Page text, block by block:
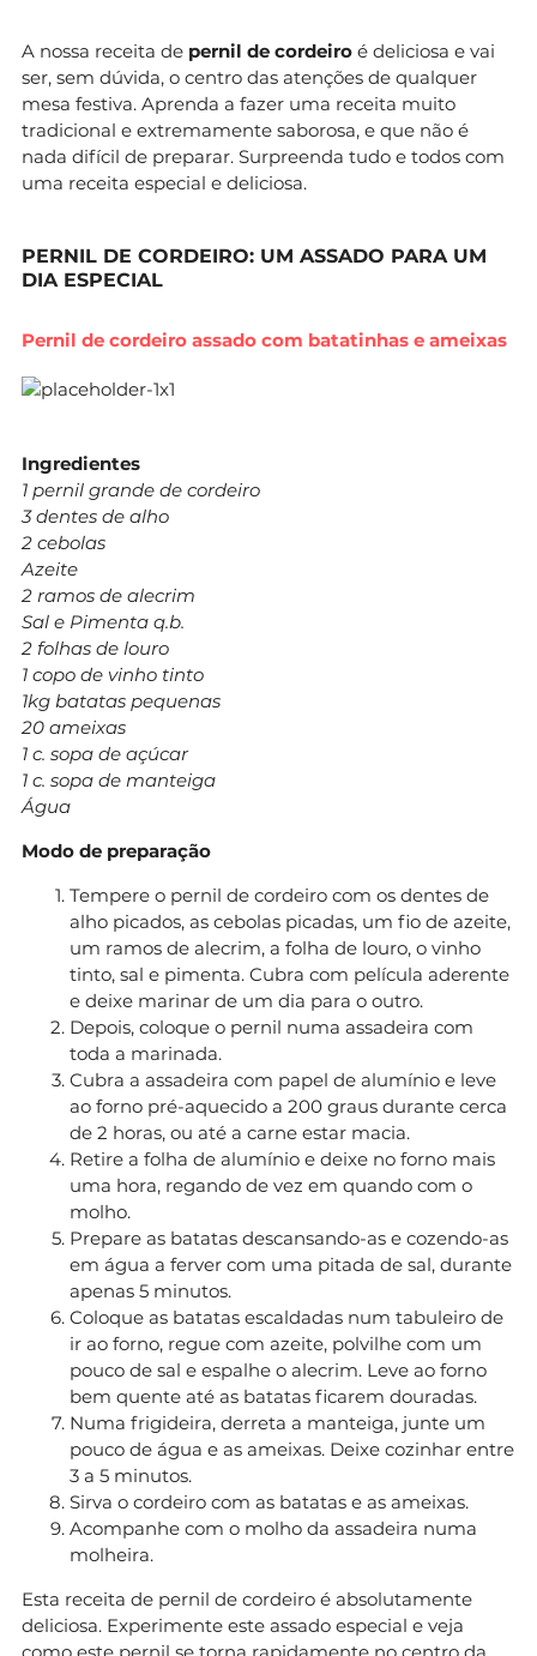
A nossa receita de pernil de cordeiro é deliciosa e vai
ser, sem dúvida, o centro das atenções de qualquer
mesa festiva. Aprenda a fazer uma receita muito
tradicional e extremamente saborosa, e que não é
nada difícil de preparar. Surpreenda tudo e todos com
uma receita especial e deliciosa.
PERNIL DE CORDEIRO: UM ASSADO PARA UM
DIA ESPECIAL
Pernil de cordeiro assado com batatinhas e ameixas
Ingredientes
1 pernil grande de cordeiro
3 dentes de alho
2 cebolas
Azeite
2 ramos de alecrim
Sal e Pimenta q.b.
2 folhas de louro
1 copo de vinho tinto
1kg batatas pequenas
20 ameixas
1 c. sopa de açúcar
1 c. sopa de manteiga
Água
Modo de preparação
Tempere o pernil de cordeiro com os dentes de
alho picados, as cebolas picadas, um fio de azeite,
um ramos de alecrim, a folha de louro, o vinho
tinto, sal e pimenta. Cubra com película aderente
e deixe marinar de um dia para o outro.
Depois, coloque o pernil numa assadeira com
toda a marinada.
Cubra a assadeira com papel de alumínio e leve
ao forno pré-aquecido a 200 graus durante cerca
de 2 horas, ou até a carne estar macia.
Retire a folha de alumínio e deixe no forno mais
uma hora, regando de vez em quando com o
molho.
Prepare as batatas descansando-as e cozendo-as
em água a ferver com uma pitada de sal, durante
apenas 5 minutos.
Coloque as batatas escaldadas num tabuleiro de
ir ao forno, regue com azeite, polvilhe com um
pouco de sal e espalhe o alecrim. Leve ao forno
bem quente até as batatas ficarem douradas.
Numa frigideira, derreta a manteiga, junte um
pouco de água e as ameixas. Deixe cozinhar entre
3 a 5 minutos.
Sirva o cordeiro com as batatas e as ameixas.
Acompanhe com o molho da assadeira numa
molheira.
Esta receita de pernil de cordeiro é absolutamente
deliciosa. Experimente este assado especial e veja
como este pernil se torna rapidamente no centro da